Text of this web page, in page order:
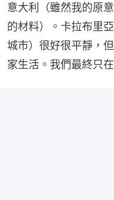
意大利（雖然我的原
的材料）。卡拉布里
城市）很好很平靜，
家生活。我們最終只